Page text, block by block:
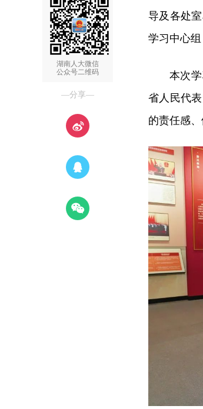
湖南人大微信
公众号二维码
—分享—
导及各处
学习中心组
本次
省人民代
的责任感、